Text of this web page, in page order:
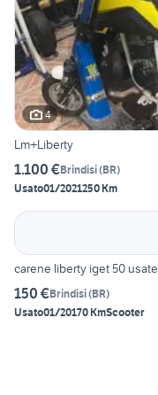
4
Lm+Liberty
1.100 €Brindisi(BR)
Usato01/2021250 Km
carene liberty iget 50 usate
150 €Brindisi(BR)
Usato01/20170 KmScooter